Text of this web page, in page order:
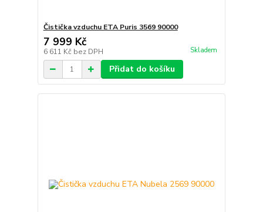
Čistička vzduchu ETA Puris 3569 90000
7 999 Kč
6 611 Kč bez DPH Skladem
Přidat do košíku